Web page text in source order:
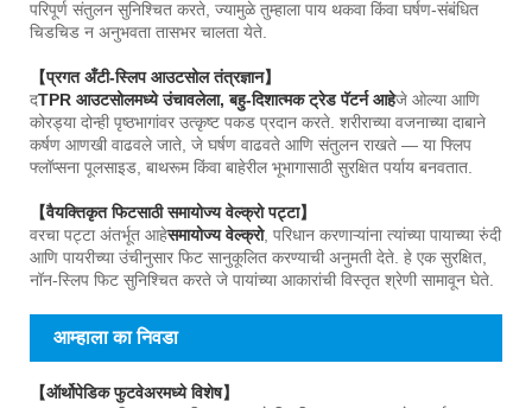
परिपूर्ण संतुलन सुनिश्चित करते, ज्यामुळे तुम्हाला पाय थकवा किंवा घर्षण-संबंधित
चिडचिड न अनुभवता तासभर चालता येते.
【प्रगत अँटी-स्लिप आउटसोल तंत्रज्ञान】
दTPR आउटसोलमध्ये उंचावलेला, बहु-दिशात्मक ट्रेड पॅटर्न आहेजे ओल्या आणि
कोरड्या दोन्ही पृष्ठभागांवर उत्कृष्ट पकड प्रदान करते. शरीराच्या वजनाच्या दाबाने
कर्षण आणखी वाढवले ​​जाते, जे घर्षण वाढवते आणि संतुलन राखते — या फ्लिप
फ्लॉप्सना पूलसाइड, बाथरूम किंवा बाहेरील भूभागासाठी सुरक्षित पर्याय बनवतात.
【वैयक्तिकृत फिटसाठी समायोज्य वेल्क्रो पट्टा】
वरचा पट्टा अंतर्भूत आहेसमायोज्य वेल्क्रो, परिधान करणाऱ्यांना त्यांच्या पायाच्या रुंदी
आणि पायरीच्या उंचीनुसार फिट सानुकूलित करण्याची अनुमती देते. हे एक सुरक्षित,
नॉन-स्लिप फिट सुनिश्चित करते जे पायांच्या आकारांची विस्तृत श्रेणी सामावून घेते.
आम्हाला का निवडा
【ऑर्थोपेडिक फुटवेअरमध्ये विशेष】